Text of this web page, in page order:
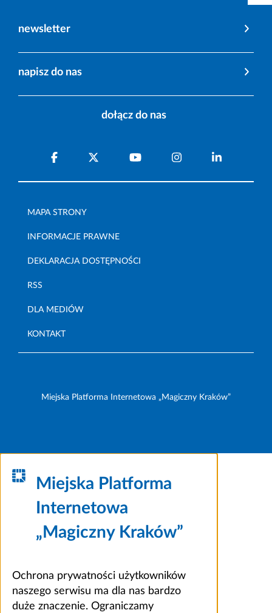
newsletter
napisz do nas
dołącz do nas
MAPA STRONY
INFORMACJE PRAWNE
DEKLARACJA DOSTĘPNOŚCI
RSS
DLA MEDIÓW
KONTAKT
Miejska Platforma Internetowa „Magiczny Kraków”
Miejska Platforma
Internetowa
„Magiczny Kraków”
Ochrona prywatności użytkowników
naszego serwisu ma dla nas bardzo
duże znaczenie. Ograniczamy